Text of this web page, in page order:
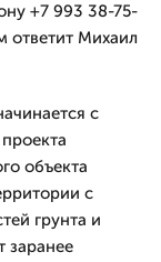
+7 993 38-75-
ответит Михаил
с
объекта
с
грунта и
заранее